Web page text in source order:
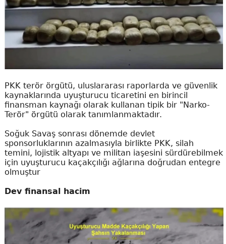
PKK terör örgütü, uluslararası raporlarda ve güvenlik
kaynaklarında uyuşturucu ticaretini en birincil
finansman kaynağı olarak kullanan tipik bir "Narko-
Terör" örgütü olarak tanımlanmaktadır.
Soğuk Savaş sonrası dönemde devlet
sponsorluklarının azalmasıyla birlikte PKK, silah
temini, lojistik altyapı ve militan iaşesini sürdürebilmek
için uyuşturucu kaçakçılığı ağlarına doğrudan entegre
olmuştur
Dev finansal hacim